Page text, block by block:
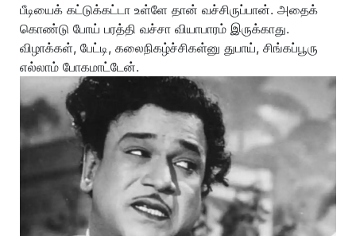
பீடியைக் கட்டுக்கட்டா உள்ளே தான் வச்சிருப்பான். அதைக்
கொண்டு போய் பரத்தி வச்சா வியாபாரம் இருக்காது.
விழாக்கள், பேட்டி, கலைநிகழ்ச்சிகள்னு துபாய், சிங்கப்பூரு
எல்லாம் போகமாட்டேன்.